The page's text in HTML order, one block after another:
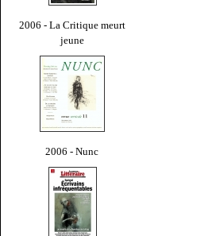
2006 - La Critique meurt
jeune
2006 - Nunc